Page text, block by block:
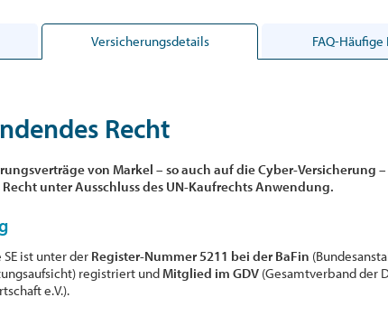
Versicherungsdetails FAQ-Häufige
Recht
von Markel – so auch auf die Cyber-Versicherung
unter Ausschluss des UN-Kaufrechts Anwendung.
ist unter der Register-Nummer 5211 bei der BaFin
registriert und Mitglied im GDV (Gesamtverband der
e.V.).